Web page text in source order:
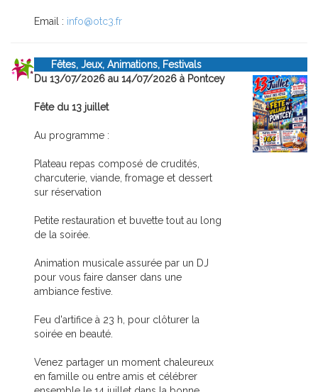
Email : info@otc3.fr
Fêtes, Jeux, Animations, Festivals
Du 13/07/2026 au 14/07/2026 à Pontcey
Fête du 13 juillet
Au programme :
Plateau repas composé de crudités,
charcuterie, viande, fromage et dessert
sur réservation
Petite restauration et buvette tout au long
de la soirée.
Animation musicale assurée par un DJ
pour vous faire danser dans une
ambiance festive.
Feu d'artifice à 23 h, pour clôturer la
soirée en beauté.
Venez partager un moment chaleureux
en famille ou entre amis et célébrer